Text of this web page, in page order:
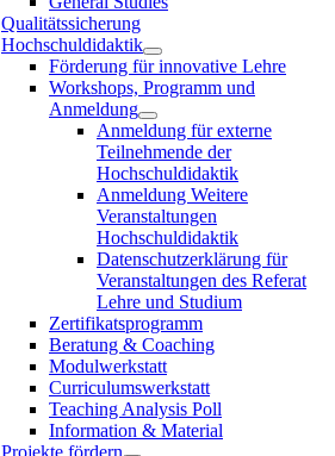
Qualitätssicherung
Hochschuldidaktik
Förderung für innovative Lehre
Workshops, Programm und
Anmeldung
Anmeldung für externe
Teilnehmende der
Hochschuldidaktik
Anmeldung Weitere
Veranstaltungen
Hochschuldidaktik
Datenschutzerklärung für
Veranstaltungen des Referat
Lehre und Studium
Zertifikatsprogramm
Beratung & Coaching
Modulwerkstatt
Curriculumswerkstatt
Teaching Analysis Poll
Information & Material
Projekte fördern